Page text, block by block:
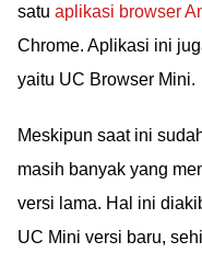
satu aplikasi browser
Chrome. Aplikasi ini
yaitu UC Browser Mini.
Meskipun saat ini
masih banyak yang
versi lama. Hal ini
UC Mini versi baru,